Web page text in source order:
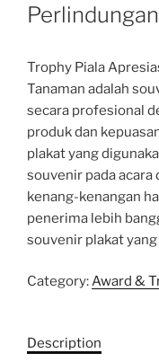
Trophy Piala
Tanaman adalah
secara profesional
produk dan
plakat yang
souvenir pada acara
kenang-kenangan
penerima lebih
souvenir plakat
Category:Award &
Description